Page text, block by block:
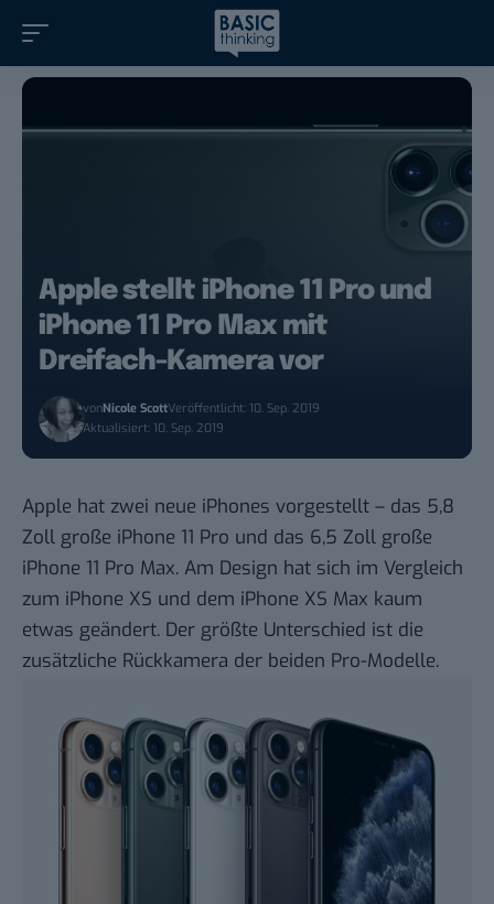
Apple stellt iPhone 11 Pro und
iPhone 11 Pro Max mit
Dreifach-Kamera vor
vonNicole ScottVeröffentlicht: 10. Sep. 2019
Aktualisiert: 10. Sep. 2019
Apple hat zwei neue iPhones vorgestellt – das 5,8
Zoll große iPhone 11 Pro und das 6,5 Zoll große
iPhone 11 Pro Max. Am Design hat sich im Vergleich
zum iPhone XS und dem iPhone XS Max kaum
etwas geändert. Der größte Unterschied ist die
zusätzliche Rückkamera der beiden Pro-Modelle.